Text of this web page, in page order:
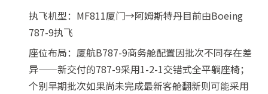
执飞机型：MF811厦门→阿姆斯特丹目前由Boeing
787-9执飞
座位布局：厦航B787-9商务舱配置因批次不同存在差
异——新交付的787-9采用1-2-1交错式全平躺座椅；
个别早期批次如果尚未完成最新客舱翻新则可能采用